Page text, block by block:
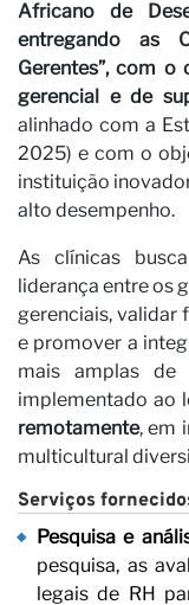
Africano de
entregando as
Gerentes”, com
gerencial e de
alinhado com a
2025) e com o
instituição
alto desempenho.
As clínicas
liderança entre os
gerenciais, validar
e promover a
mais amplas de
implementado ao
remotamente, em
multicultural
Serviços
Pesquisa e
pesquisa, as
legais de RH